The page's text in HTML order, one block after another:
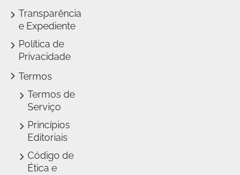
Transparência
e Expediente
Política de
Privacidade
Termos
Termos de
Serviço
Princípios
Editoriais
Código de
Ética e